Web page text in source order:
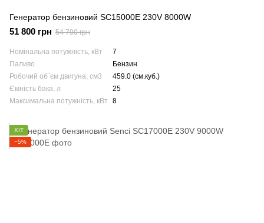
Генератор бензиновий SC15000E 230V 8000W
51 800 грн 54 700 грн
Номінальна потужність, кВт
7
Паливо
Бензин
Робочий об`єм двигуна, см3
459.0 (см.куб.)
Ємність бака, л
25
Максимальна потужність, кВт
8
ХІТ
−5%